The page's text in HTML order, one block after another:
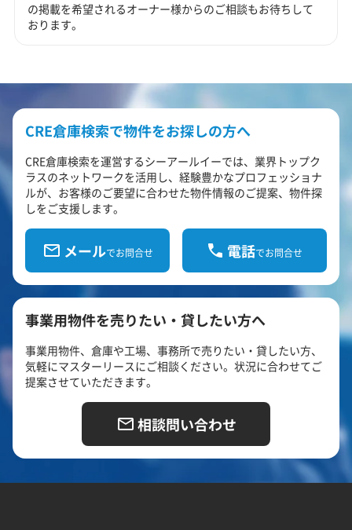
の掲載を希望されるオーナー様からのご相談もお待ちして
おります。
CRE倉庫検索で物件をお探しの方へ
CRE倉庫検索を運営するシーアールイーでは、業界トップク
ラスのネットワークを活用し、経験豊かなプロフェッショナ
ルが、お客様のご要望に合わせた物件情報のご提案、物件探
しをご支援します。
メールでお問合せ 電話でお問合せ
事業用物件を売りたい・貸したい方へ
事業用物件、倉庫や工場、事務所で売りたい・貸したい方、
気軽にマスターリースにご相談ください。状況に合わせてご
提案させていただきます。
相談問い合わせ